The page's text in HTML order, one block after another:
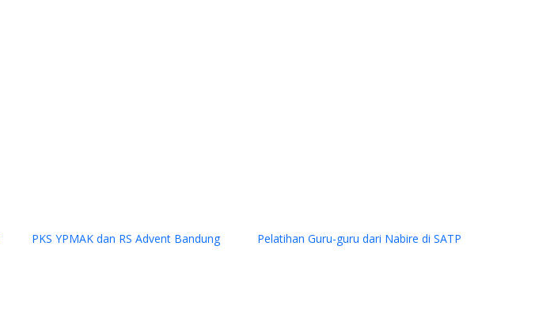
PKS YPMAK dan RS Advent Bandung Pelatihan Guru-guru dari Nabire di SATP